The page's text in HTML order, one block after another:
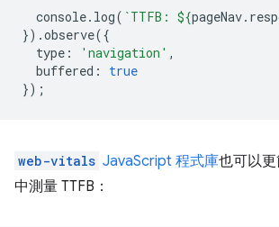
console. log( `TTFB: ${pageNav.
}).observe({
type : 'navigation' ,
buffered :
true
});
web-vitals JavaScript 程式庫也可以
中測量 TTFB：